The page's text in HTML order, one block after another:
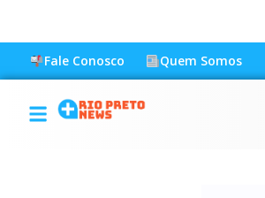
Fale Conosco Quem Somos